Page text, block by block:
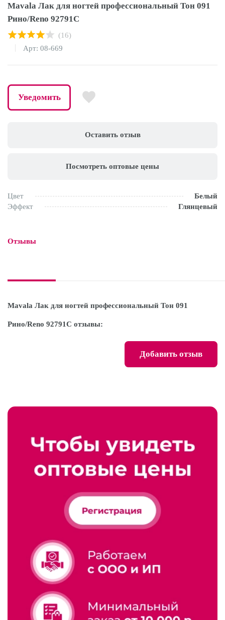
Оставить отзыв
Посмотреть оптовые цены
Цвет
Белый
Эффект
Глянцевый
Mavala Лак для ногтей профессиональный Тон 091
Рино/Reno 92791С
(16)
Арт: 08-669
Уведомить
Отзывы
Mavala Лак для ногтей профессиональный Тон 091
Рино/Reno 92791С отзывы:
Добавить отзыв